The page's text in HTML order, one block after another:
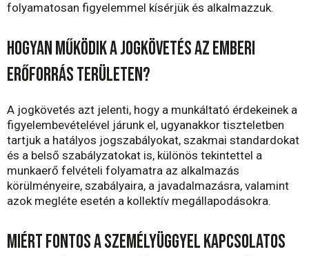
folyamatosan figyelemmel kísérjük és alkalmazzuk.
Hogyan működik a jogkövetés az emberi
erőforrás területen?
A jogkövetés azt jelenti, hogy a munkáltató érdekeinek a
figyelembevételével járunk el, ugyanakkor tiszteletben
tartjuk a hatályos jogszabályokat, szakmai standardokat
és a belső szabályzatokat is, különös tekintettel a
munkaerő felvételi folyamatra az alkalmazás
körülményeire, szabályaira, a javadalmazásra, valamint
azok megléte esetén a kollektív megállapodásokra.
Miért fontos a személyüggyel kapcsolatos